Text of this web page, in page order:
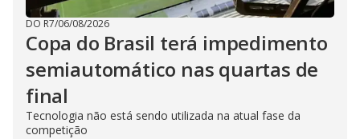
DO R7/06/08/2026
Copa do Brasil terá impedimento
semiautomático nas quartas de
final
Tecnologia não está sendo utilizada na atual fase da
competição